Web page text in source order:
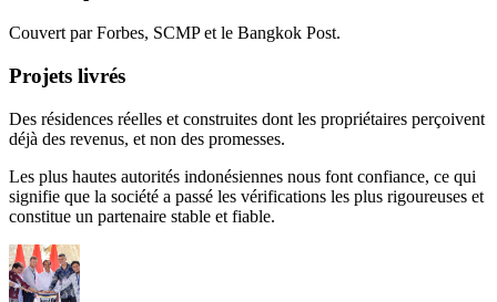
Couvert par Forbes, SCMP et le Bangkok Post.
Projets livrés
Des résidences réelles et construites dont les propriétaires perçoivent
déjà des revenus, et non des promesses.
Les plus hautes autorités indonésiennes nous font confiance, ce qui
signifie que la société a passé les vérifications les plus rigoureuses et
constitue un partenaire stable et fiable.